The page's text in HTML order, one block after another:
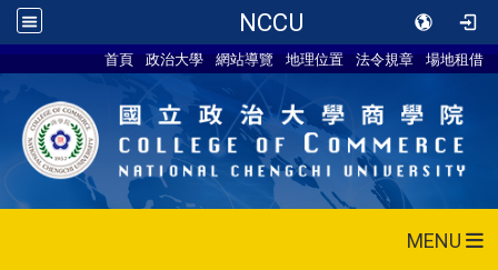
NCCU
首頁 政治大學 網站導覽 地理位置 法令規章 場地租借
MENU